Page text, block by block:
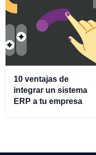
10 ventajas de
integrar un sistema
ERP a tu empresa